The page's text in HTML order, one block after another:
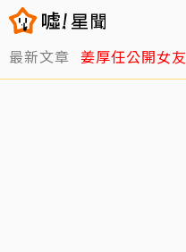
最新文章 姜厚任公開女友